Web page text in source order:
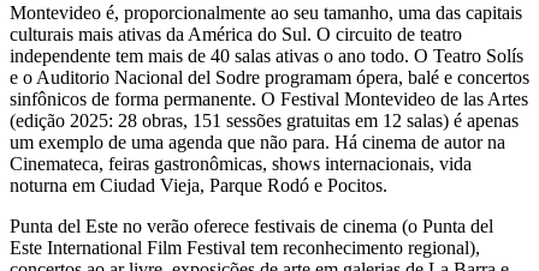
Montevideo é, proporcionalmente ao seu tamanho, uma das capitais
culturais mais ativas da América do Sul. O circuito de teatro
independente tem mais de 40 salas ativas o ano todo. O Teatro Solís
e o Auditorio Nacional del Sodre programam ópera, balé e concertos
sinfônicos de forma permanente. O Festival Montevideo de las Artes
(edição 2025: 28 obras, 151 sessões gratuitas em 12 salas) é apenas
um exemplo de uma agenda que não para. Há cinema de autor na
Cinemateca, feiras gastronômicas, shows internacionais, vida
noturna em Ciudad Vieja, Parque Rodó e Pocitos.
Punta del Este no verão oferece festivais de cinema (o Punta del
Este International Film Festival tem reconhecimento regional),